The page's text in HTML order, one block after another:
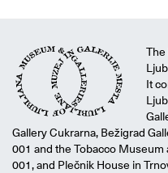
The
It
Gallery Cukrarna, Bežigrad
001 and the Tobacco
001, and Plečnik House in